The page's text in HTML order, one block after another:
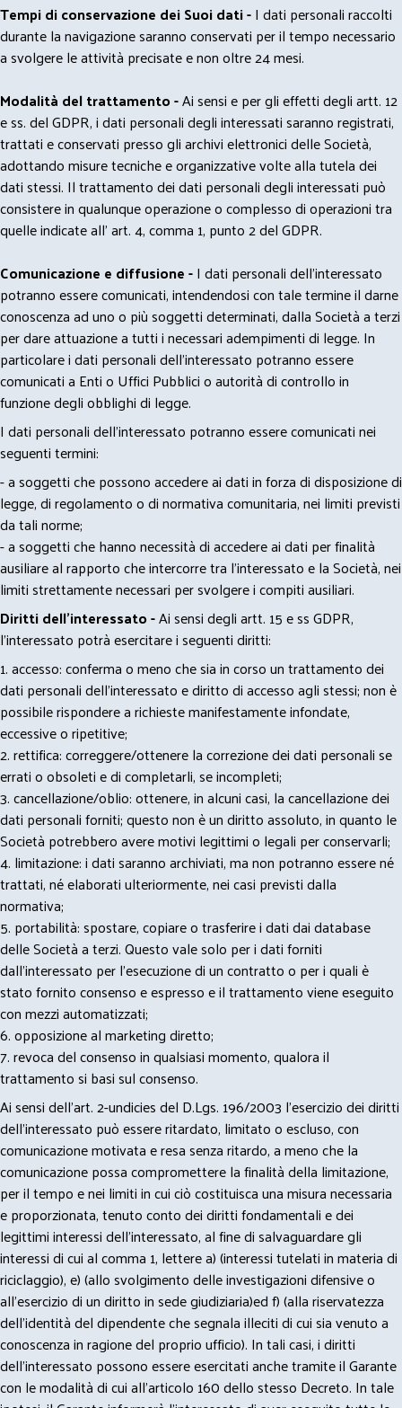
Tempi di conservazione dei Suoi dati -I dati personali raccolti
durante la navigazione saranno conservati per il tempo necessario
a svolgere le attività precisate e non oltre 24 mesi.
Modalità del trattamento -Ai sensi e per gli effetti degli artt. 12
e ss. del GDPR, i dati personali degli interessati saranno registrati,
trattati e conservati presso gli archivi elettronici delle Società,
adottando misure tecniche e organizzative volte alla tutela dei
dati stessi. Il trattamento dei dati personali degli interessati può
consistere in qualunque operazione o complesso di operazioni tra
quelle indicate all' art. 4, comma 1, punto 2 del GDPR.
Comunicazione e diffusione -I dati personali dell’interessato
potranno essere comunicati, intendendosi con tale termine il darne
conoscenza ad uno o più soggetti determinati, dalla Società a terzi
per dare attuazione a tutti i necessari adempimenti di legge. In
particolare i dati personali dell’interessato potranno essere
comunicati a Enti o Uffici Pubblici o autorità di controllo in
funzione degli obblighi di legge.
I dati personali dell’interessato potranno essere comunicati nei
seguenti termini:
- a soggetti che possono accedere ai dati in forza di disposizione di
legge, di regolamento o di normativa comunitaria, nei limiti previsti
da tali norme;
- a soggetti che hanno necessità di accedere ai dati per finalità
ausiliare al rapporto che intercorre tra l’interessato e la Società, nei
limiti strettamente necessari per svolgere i compiti ausiliari.
Diritti dell’interessato -Ai sensi degli artt. 15 e ss GDPR,
l’interessato potrà esercitare i seguenti diritti:
1. accesso: conferma o meno che sia in corso un trattamento dei
dati personali dell’interessato e diritto di accesso agli stessi; non è
possibile rispondere a richieste manifestamente infondate,
eccessive o ripetitive;
2. rettifica: correggere/ottenere la correzione dei dati personali se
errati o obsoleti e di completarli, se incompleti;
3. cancellazione/oblio: ottenere, in alcuni casi, la cancellazione dei
dati personali forniti; questo non è un diritto assoluto, in quanto le
Società potrebbero avere motivi legittimi o legali per conservarli;
4. limitazione: i dati saranno archiviati, ma non potranno essere né
trattati, né elaborati ulteriormente, nei casi previsti dalla
normativa;
5. portabilità: spostare, copiare o trasferire i dati dai database
delle Società a terzi. Questo vale solo per i dati forniti
dall’interessato per l’esecuzione di un contratto o per i quali è
stato fornito consenso e espresso e il trattamento viene eseguito
con mezzi automatizzati;
6. opposizione al marketing diretto;
7. revoca del consenso in qualsiasi momento, qualora il
trattamento si basi sul consenso.
Ai sensi dell’art. 2-undicies del D.Lgs. 196/2003 l’esercizio dei diritti
dell’interessato può essere ritardato, limitato o escluso, con
comunicazione motivata e resa senza ritardo, a meno che la
comunicazione possa compromettere la finalità della limitazione,
per il tempo e nei limiti in cui ciò costituisca una misura necessaria
e proporzionata, tenuto conto dei diritti fondamentali e dei
legittimi interessi dell’interessato, al fine di salvaguardare gli
interessi di cui al comma 1, lettere a) (interessi tutelati in materia di
riciclaggio), e) (allo svolgimento delle investigazioni difensive o
all’esercizio di un diritto in sede giudiziaria)ed f) (alla riservatezza
dell’identità del dipendente che segnala illeciti di cui sia venuto a
conoscenza in ragione del proprio ufficio). In tali casi, i diritti
dell’interessato possono essere esercitati anche tramite il Garante
con le modalità di cui all’articolo 160 dello stesso Decreto. In tale